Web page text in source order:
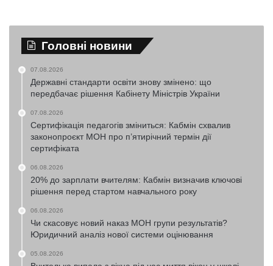
Головні новини
07.08.2026
Державні стандарти освіти знову змінено: що
передбачає рішення Кабінету Міністрів України
07.08.2026
Сертифікація педагогів зміниться: Кабмін схвалив
законопроєкт МОН про п’ятирічний термін дії
сертифіката
06.08.2026
20% до зарплати вчителям: Кабмін визначив ключові
рішення перед стартом навчального року
06.08.2026
Чи скасовує новий наказ МОН групи результатів?
Юридичний аналіз нової системи оцінювання
05.08.2026